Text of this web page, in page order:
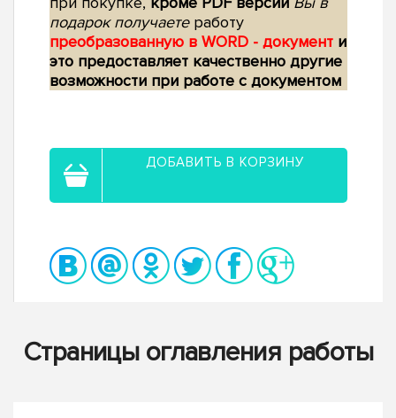
подарок получаетеработу
преобразованную в WORD - документ и
это предоставляет качественно другие
возможности при работе с документом
ДОБАВИТЬ В КОРЗИНУ
Страницы оглавления работы